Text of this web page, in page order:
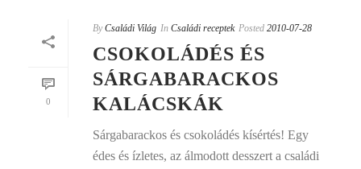
0
By Családi Világ In Családi receptek Posted 2010-07-28
CSOKOLÁDÉS ÉS
SÁRGABARACKOS
KALÁCSKÁK
Sárgabarackos és csokoládés kísértés! Egy
édes és ízletes, az álmodott desszert a családi